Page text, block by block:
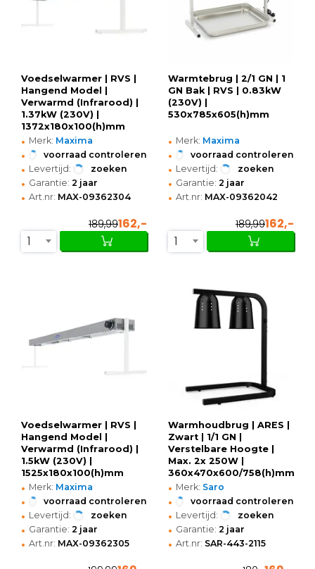
Voedselwarmer | RVS |
Hangend Model |
Verwarmd (Infrarood) |
1.37kW (230V) |
1372x180x100(h)mm
• Merk: Maxima
• voorraad controleren
• Levertijd: zoeken
• Garantie: 2 jaar
• Art.nr: MAX-09362304
189,99162,-
1
Warmtebrug | 2/1 GN | 1
GN Bak | RVS | 0.83kW
(230V) |
530x785x605(h)mm
• Merk: Maxima
• voorraad controleren
• Levertijd: zoeken
• Garantie: 2 jaar
• Art.nr: MAX-09362042
189,99162,-
1
Voedselwarmer | RVS |
Hangend Model |
Verwarmd (Infrarood) |
1.5kW (230V) |
1525x180x100(h)mm
• Merk: Maxima
• voorraad controleren
• Levertijd: zoeken
• Garantie: 2 jaar
• Art.nr: MAX-09362305
Warmhoudbrug | ARES |
Zwart | 1/1 GN |
Verstelbare Hoogte |
Max. 2x 250W |
360x470x600/758(h)mm
• Merk: Saro
• voorraad controleren
• Levertijd: zoeken
• Garantie: 2 jaar
• Art.nr: SAR-443-2115